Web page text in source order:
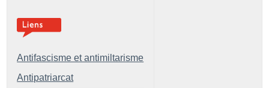
Antifascisme et antimiltarisme
Antipatriarcat